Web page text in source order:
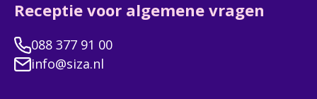
Receptie voor algemene vragen
088 377 91 00
info@siza.nl